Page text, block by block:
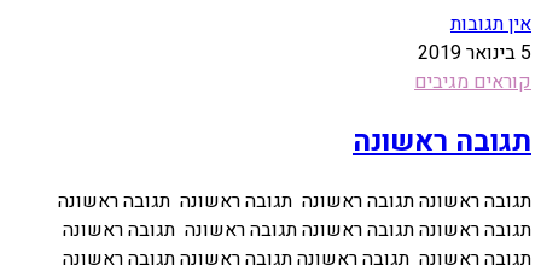
אין תגובות
5 בינואר 2019
קוראים מגיבים
תגובה ראשונה
תגובה ראשונה תגובה ראשונה תגובה ראשונה תגובה ראשונה
תגובה ראשונה תגובה ראשונה תגובה ראשונה תגובה ראשונה
תגובה ראשונה תגובה ראשונה תגובה ראשונה תגובה ראשונה